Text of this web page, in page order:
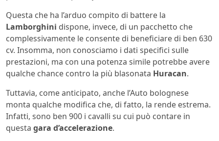
Questa che ha l’arduo compito di battere la
Lamborghini dispone, invece, di un pacchetto che
complessivamente le consente di beneficiare di ben 630
cv. Insomma, non conosciamo i dati specifici sulle
prestazioni, ma con una potenza simile potrebbe avere
qualche chance contro la più blasonata Huracan.
Tuttavia, come anticipato, anche l’Auto bolognese
monta qualche modifica che, di fatto, la rende estrema.
Infatti, sono ben 900 i cavalli su cui può contare in
questa gara d’accelerazione.